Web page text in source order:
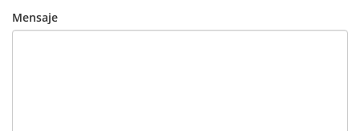
Mensaje